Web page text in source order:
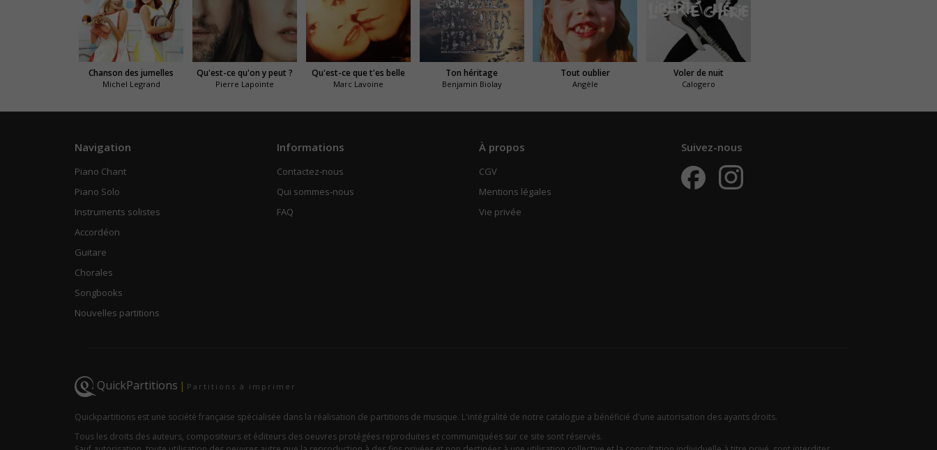
Chanson des jumelles
Michel Legrand
Qu'est-ce qu'on y peut ?
Pierre Lapointe
Qu'est-ce que t'es belle
Marc Lavoine
Ton héritage
Benjamin Biolay
Tout oublier
Angèle
Voler de nuit
Calogero
Navigation
Piano Chant
Piano Solo
Instruments solistes
Accordéon
Guitare
Chorales
Songbooks
Nouvelles partitions
Informations
Contactez-nous
Qui sommes-nous
FAQ
À propos
CGV
Mentions légales
Vie privée
Suivez-nous
QuickPartitions | Partitions à imprimer
Quickpartitions est une société française spécialisée dans la réalisation de partitions de musique. L'intégralité de notre catalogue a bénéficié d'une autorisation des ayants droits.
Tous les droits des auteurs, compositeurs et éditeurs des oeuvres protégées reproduites et communiquées sur ce site sont réservés.